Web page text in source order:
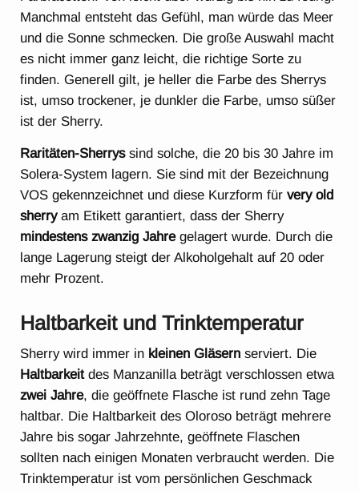
Manchmal entsteht das Gefühl, man würde das Meer
und die Sonne schmecken. Die große Auswahl macht
es nicht immer ganz leicht, die richtige Sorte zu
finden. Generell gilt, je heller die Farbe des Sherrys
ist, umso trockener, je dunkler die Farbe, umso süßer
ist der Sherry.
Raritäten-Sherryssind solche, die 20 bis 30 Jahre im
Solera-System lagern. Sie sind mit der Bezeichnung
VOS gekennzeichnet und diese Kurzform fürvery old
sherryam Etikett garantiert, dass der Sherry
mindestens zwanzig Jahregelagert wurde. Durch die
lange Lagerung steigt der Alkoholgehalt auf 20 oder
mehr Prozent.
Haltbarkeit und Trinktemperatur
Sherry wird immer in kleinen Gläsern serviert. Die
Haltbarkeitdes Manzanilla beträgt verschlossen etwa
zwei Jahre, die geöffnete Flasche ist rund zehn Tage
haltbar. Die Haltbarkeit des Oloroso beträgt mehrere
Jahre bis sogar Jahrzehnte, geöffnete Flaschen
sollten nach einigen Monaten verbraucht werden. Die
Trinktemperatur ist vom persönlichen Geschmack